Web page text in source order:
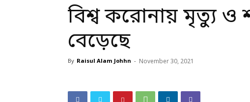
বিশ্ব করোনায় মৃত্যু ও
বেড়েছে
By Raisul Alam Johhn - November 30, 2021